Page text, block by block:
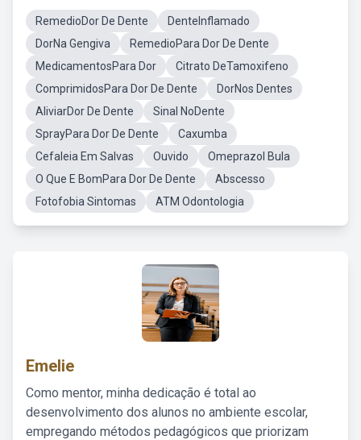
RemedioDor De Dente
DenteInflamado
DorNa Gengiva
RemedioPara Dor De Dente
MedicamentosPara Dor
Citrato DeTamoxifeno
ComprimidosPara Dor De Dente
DorNos Dentes
AliviarDor De Dente
Sinal NoDente
SprayPara Dor De Dente
Caxumba
Cefaleia Em Salvas
Ouvido
Omeprazol Bula
O Que E BomPara Dor De Dente
Abscesso
Fotofobia Sintomas
ATM Odontologia
Emelie
Como mentor, minha dedicação é total ao
desenvolvimento dos alunos no ambiente escolar,
empregando métodos pedagógicos que priorizam